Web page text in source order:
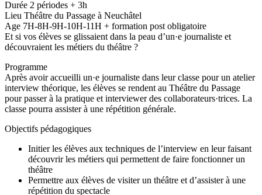
Durée 2 périodes + 3h
Lieu Théâtre du Passage à Neuchâtel
Age 7H-8H-9H-10H-11H + formation post obligatoire
Et si vos élèves se glissaient dans la peau d’un·e journaliste et
découvraient les métiers du théâtre ?
Programme
Après avoir accueilli un·e journaliste dans leur classe pour un atelier
interview théorique, les élèves se rendent au Théâtre du Passage
pour passer à la pratique et interviewer des collaborateurs·trices. La
classe pourra assister à une répétition générale.
Objectifs pédagogiques
Initier les élèves aux techniques de l’interview en leur faisant
découvrir les métiers qui permettent de faire fonctionner un
théâtre
Permettre aux élèves de visiter un théâtre et d’assister à une
répétition du spectacle